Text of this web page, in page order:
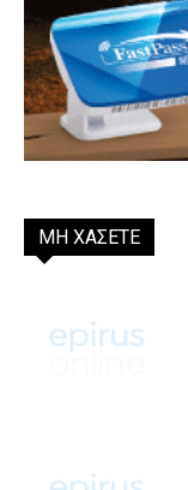
ΜΗ ΧΑΣΕΤΕ